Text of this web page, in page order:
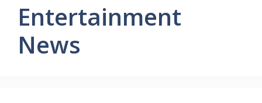
Entertainment
News